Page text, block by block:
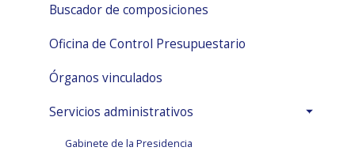
Buscador de composiciones
Oficina de Control Presupuestario
Órganos vinculados
Servicios administrativos
Gabinete de la Presidencia